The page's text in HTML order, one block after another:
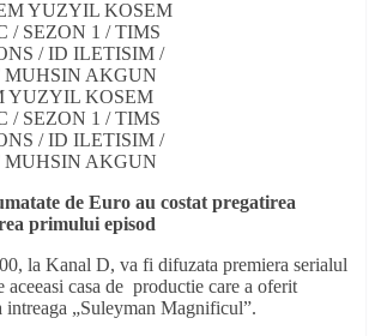
YUZYIL KOSEM
/ SEZON 1 / TIMS
/ ID ILETISIM /
MUHSIN AKGUN
de Euro au costat pregatirea
primului episod
la Kanal D, va fi difuzata premiera serialul
aceeasi casa de productie care a oferit
„Suleyman Magnificul”.